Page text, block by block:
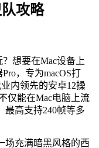
攻略
想要在Mac设备上
，专为macOS打
内领先的安卓12操
仅能在Mac电脑上流
最高支持240帧等多
场充满暗黑风格的西